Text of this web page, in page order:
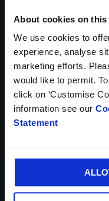
About cookies on this
We use cookies to
experience, analyse
marketing efforts.
would like to permit.
click on ‘Customise
information see our
Statement
Cargar archivo
Se pueden cargar hasta
Kappa y acepto el